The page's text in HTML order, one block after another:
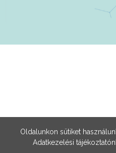
Oldalunkon sütiket
Adatkezelési